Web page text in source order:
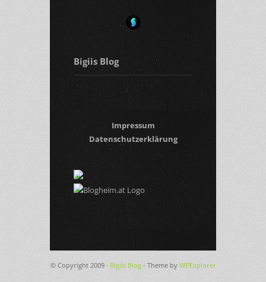
Bigiis Blog
Impressum
Datenschutzerklärung
© Copyright 2009 · Bigiis Blog- Theme by WPExplorer